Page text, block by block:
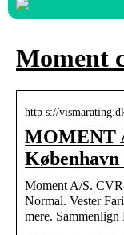
Moment
http s://
MOMENT
Moment A/S.
Normal. Vester
mere. Sammenlign